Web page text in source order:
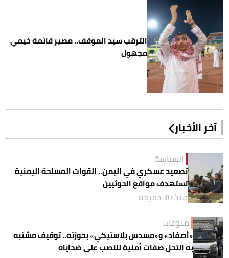
الترقب سيد الموقف.. مصير قائمة خيمي
مجهول
آخر الأخبار
السياسة
تصعيد عسكري في اليمن.. القوات المسلحة اليمنية
تستهدف مواقع الحوثيين
منذ 30 دقيقة
منوعات
«أصفاد» و«مسدس بلاستيكي» بحوزته.. توقيف مشتبه
به انتحل صفات أمنية للنصب على ضحاياه